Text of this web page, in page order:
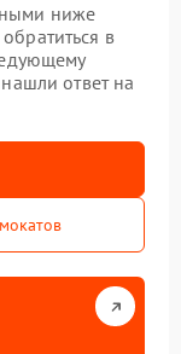
ниже
в
ответ на